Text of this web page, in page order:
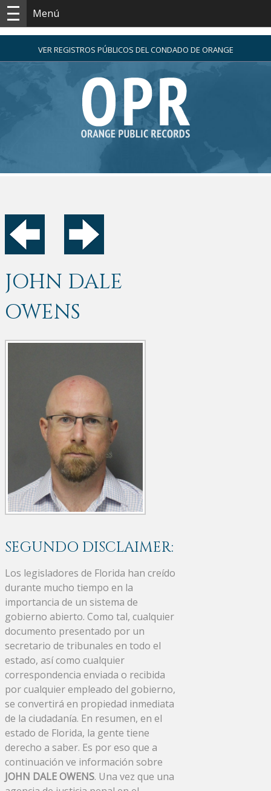
Menú
VER REGISTROS PÚBLICOS DEL CONDADO DE ORANGE
JOHN DALE
OWENS
SEGUNDO DISCLAIMER:
Los legisladores de Florida han creído
durante mucho tiempo en la
importancia de un sistema de
gobierno abierto. Como tal, cualquier
documento presentado por un
secretario de tribunales en todo el
estado, así como cualquier
correspondencia enviada o recibida
por cualquier empleado del gobierno,
se convertirá en propiedad inmediata
de la ciudadanía. En resumen, en el
estado de Florida, la gente tiene
derecho a saber. Es por eso que a
continuación ve información sobre
JOHN DALE OWENS. Una vez que una